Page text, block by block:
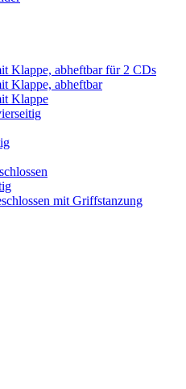
Klappe, abheftbar für 2 CDs
Klappe, abheftbar
Klappe
mit Griffstanzung